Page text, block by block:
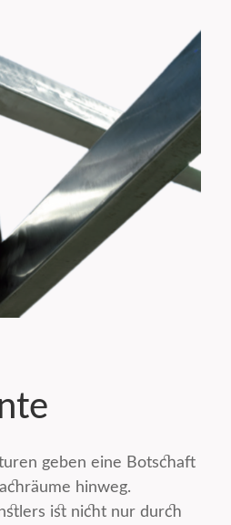
geben eine Botschaft
hinweg.
ist nicht nur durch